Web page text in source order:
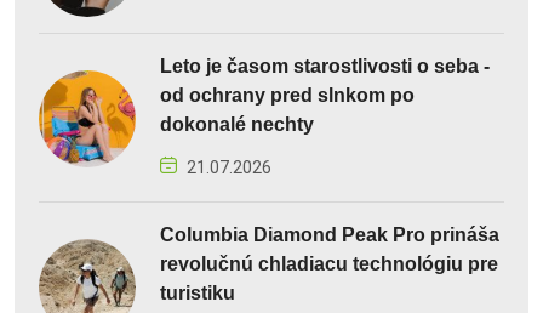
Leto je časom starostlivosti o seba -
od ochrany pred slnkom po
dokonalé nechty
21.07.2026
Columbia Diamond Peak Pro prináša
revolučnú chladiacu technológiu pre
turistiku